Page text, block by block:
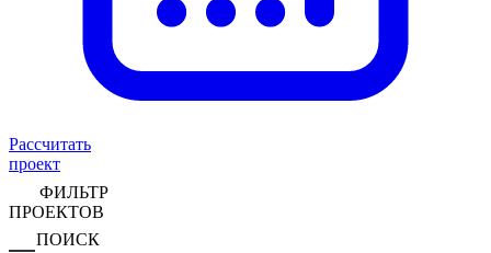
Рассчитать
проект
ФИЛЬТР
ПРОЕКТОВ
ПОИСК